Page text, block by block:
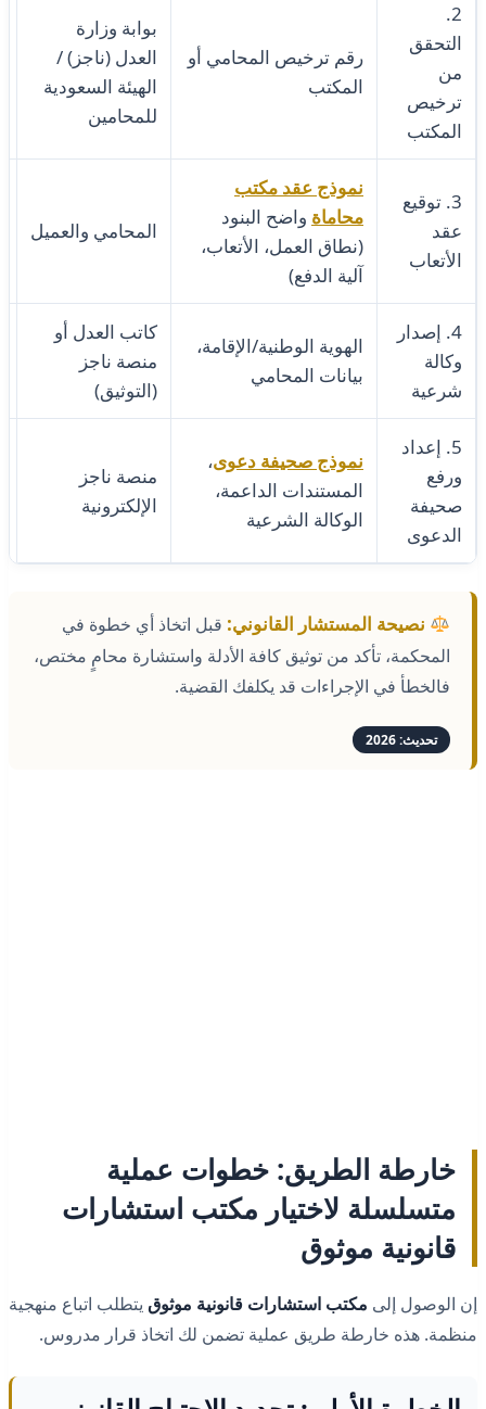
2.
التحقق
من
ترخيص
المكتب
رقم ترخيص المحامي أو
المكتب
بوابة وزارة
العدل (ناجز) /
الهيئة السعودية
للمحامين
3. توقيع
عقد
الأتعاب
نموذج عقد مكتب
محاماة واضح البنود
(نطاق العمل، الأتعاب،
آلية الدفع)
المحامي والعميل
4. إصدار
وكالة
شرعية
الهوية الوطنية/الإقامة،
بيانات المحامي
كاتب العدل أو
منصة ناجز
(التوثيق)
5. إعداد
ورفع
صحيفة
الدعوى
نموذج صحيفة دعوى،
المستندات الداعمة،
الوكالة الشرعية
منصة ناجز
الإلكترونية
نصيحة المستشار القانوني: قبل اتخاذ أي خطوة في
المحكمة، تأكد من توثيق كافة الأدلة واستشارة محامٍ مختص،
فالخطأ في الإجراءات قد يكلفك القضية.
تحديث: 2026
خارطة الطريق: خطوات عملية
متسلسلة لاختيار مكتب استشارات
قانونية موثوق
إن الوصول إلى مكتب استشارات قانونية موثوق يتطلب اتباع منهجية
منظمة. هذه خارطة طريق عملية تضمن لك اتخاذ قرار مدروس.